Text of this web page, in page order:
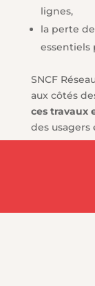
lignes,
la perte
essentiels
SNCF
aux côtés
ces travaux
des